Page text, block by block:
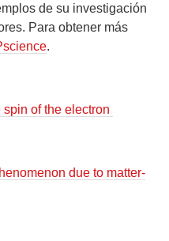
de su investigación
. Para obtener más
.
of the electron
due to matter-